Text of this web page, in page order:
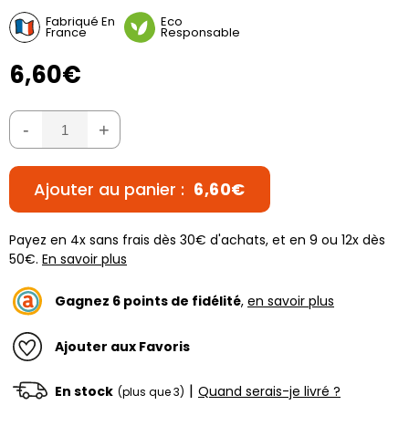
Fabriqué En
France
Eco
Responsable
6,60€
- +
Ajouter au panier : 6,60€
Payez en 4x sans frais dès 30€ d'achats, et en 9 ou 12x dès
50€. En savoir plus
Gagnez 6 points de fidélité, en savoir plus
Ajouter aux Favoris
En stock (plus que 3) | Quand serais-je livré ?